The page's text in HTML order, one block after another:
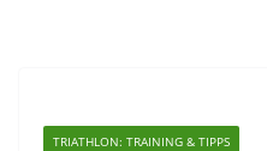
TRIATHLON: TRAINING & TIPPS